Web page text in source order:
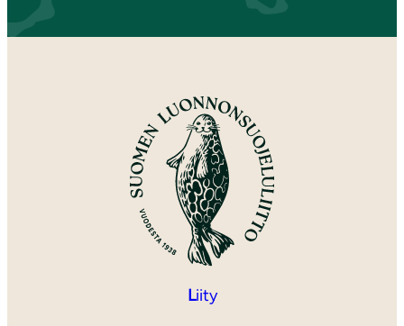
Liity